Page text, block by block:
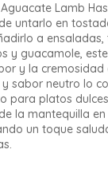
Lamb
untarlo en
a ensaladas,
y guacamole,
y la cremosidad
sabor neutro lo
para platos
la mantequilla en
un toque